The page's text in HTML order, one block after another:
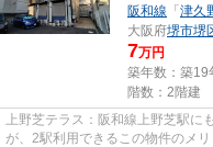
阪和線 「 津久
大阪府堺市堺
7万円
築年数：築19
階数：2階建
上野芝テラス：阪和線上野芝駅に
が、2駅利用できるこの物件のメ